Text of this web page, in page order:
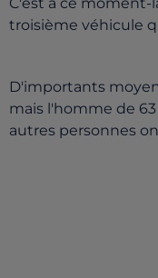
troisième véhicule
D'importants
mais l'homme de
autres personnes